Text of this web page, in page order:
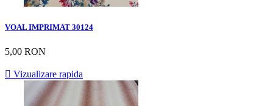
VOAL IMPRIMAT 30124
5,00 RON
 Vizualizare rapida